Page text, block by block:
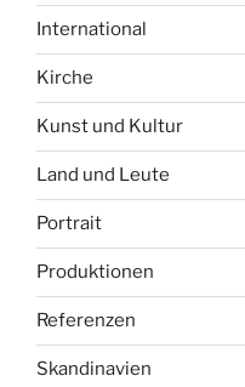
International
Kirche
Kunst und Kultur
Land und Leute
Portrait
Produktionen
Referenzen
Skandinavien